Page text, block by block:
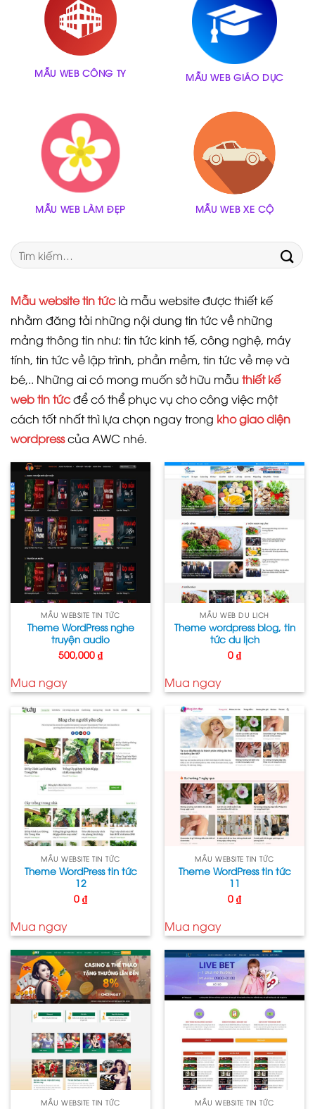
MẪU WEB CÔNG TY MẪU WEB GIÁO DỤC
MẪU WEB LÀM ĐẸP MẪU WEB XE CỘ
Tìm
kiếm:
Mẫu website tin tứclà mẫu website được thiết kế
nhằm đăng tải những nội dung tin tức về những
mảng thông tin như: tin tức kinh tế, công nghệ, máy
tính, tin tức về lập trình, phần mềm, tin tức về mẹ và
bé,.. Những ai có mong muốn sở hữu mẫu thiết kế
web tin tứcđể có thể phục vụ cho công việc một
cách tốt nhất thì lựa chọn ngay trong kho giao diện
wordpresscủa AWC nhé.
MẪU WEBSITE TIN TỨC
Theme WordPress nghe
truyện audio
500,000 ₫
Mua ngay
MẪU WEB DU LỊCH
Theme wordpress blog, tin
tức du lịch
0 ₫
Mua ngay
MẪU WEBSITE TIN TỨC
Theme WordPress tin tức
12
0 ₫
Mua ngay
MẪU WEBSITE TIN TỨC
Theme WordPress tin tức
11
0 ₫
Mua ngay
MẪU WEBSITE TIN TỨC MẪU WEBSITE TIN TỨC